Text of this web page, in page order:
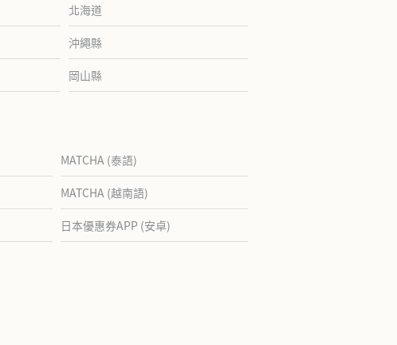
北海道
沖繩縣
岡山縣
MATCHA (泰語)
MATCHA (越南語)
日本優惠券APP (安卓)